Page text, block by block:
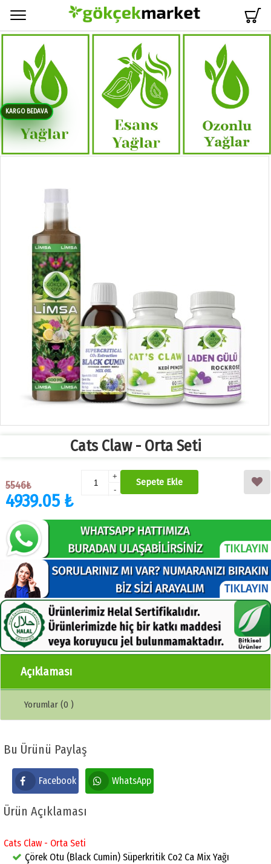
KARGO BEDAVA
Cats Claw - Orta Seti
5546₺
4939.05 ₺
+
-
Sepete Ekle
Açıklaması
Yorumlar (0 )
Bu Ürünü Paylaş
Facebook WhatsApp
Ürün Açıklaması
Cats Claw - Orta Seti
Çörek Otu (Black Cumin) Süperkritik Co2 Ca Mix Yağı